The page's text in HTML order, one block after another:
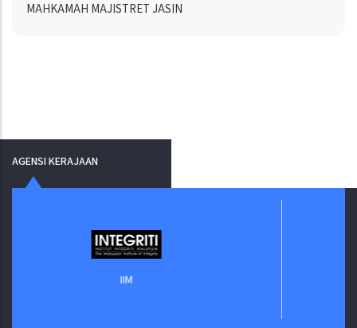
MAHKAMAH MAJISTRET JASIN
AGENSI KERAJAAN